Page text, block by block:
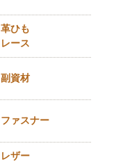
革ひも
レース
副資材
ファスナー
レザー